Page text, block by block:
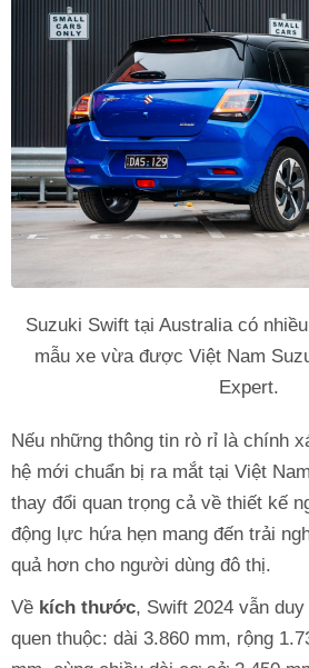
Suzuki Swift tại Australia có
mẫu xe vừa được Việt Nam
Expert.
Nếu những thông tin rò rỉ là chính
hệ mới chuẩn bị ra mắt tại Việt
thay đổi quan trọng cả về thiết kế
động lực hứa hẹn mang đến trải
quả hơn cho người dùng đô thị.
Về kích thước, Swift 2024 vẫn
quen thuộc: dài 3.860 mm, rộng